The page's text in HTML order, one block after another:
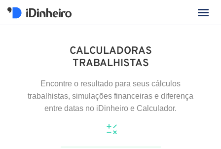
CALCULADORAS
TRABALHISTAS
Encontre o resultado para seus cálculos
trabalhistas, simulações financeiras e diferença
entre datas no iDinheiro e Calculador.